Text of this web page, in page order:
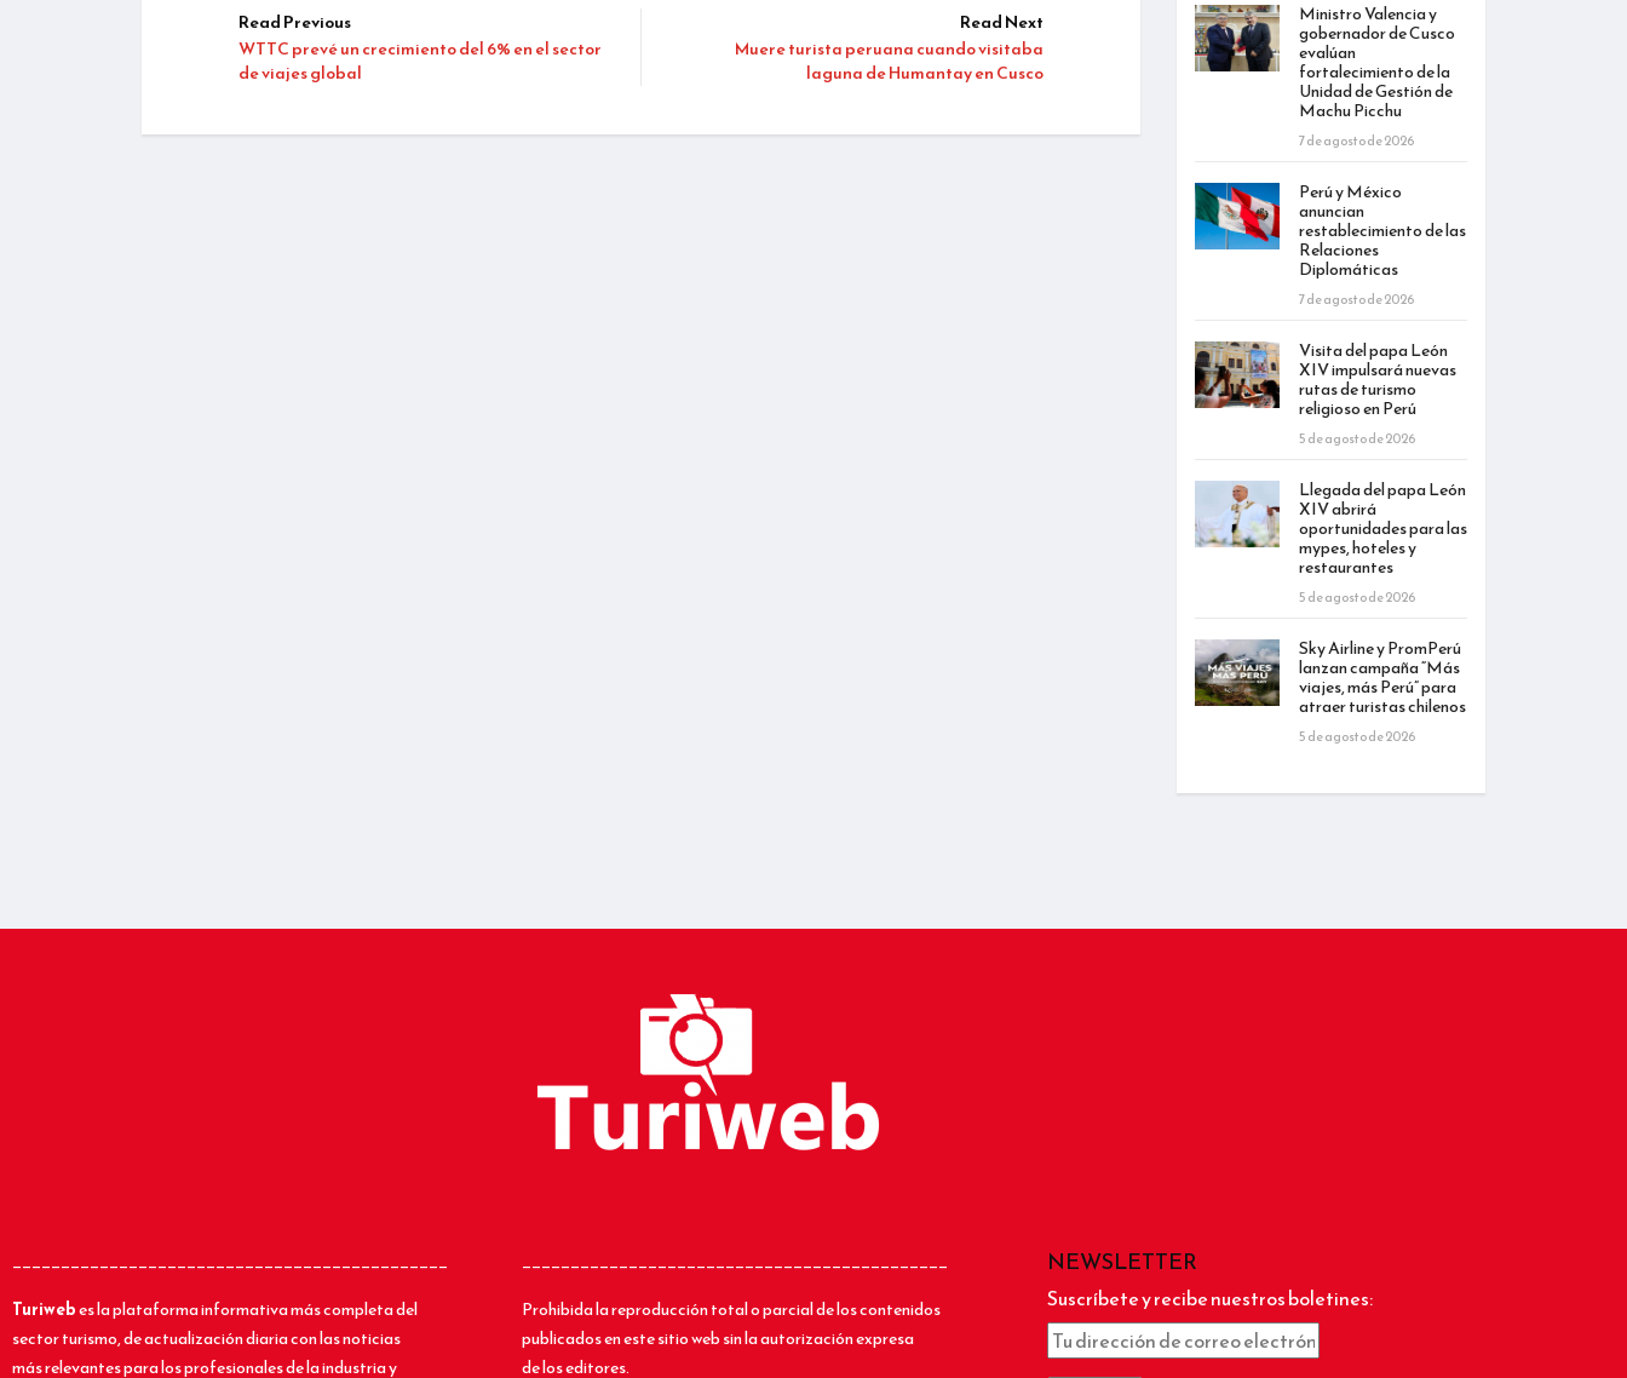
Read Previous
WTTC prevé un crecimiento del 6% en el sector
de viajes global
Read Next
Muere turista peruana cuando visitaba
laguna de Humantay en Cusco
Ministro Valencia y
gobernador de Cusco
evalúan
fortalecimiento de la
Unidad de Gestión de
Machu Picchu
7 de agosto de 2026
Perú y México
anuncian
restablecimiento de las
Relaciones
Diplomáticas
7 de agosto de 2026
Visita del papa León
XIV impulsará nuevas
rutas de turismo
religioso en Perú
5 de agosto de 2026
Llegada del papa León
XIV abrirá
oportunidades para las
mypes, hoteles y
restaurantes
5 de agosto de 2026
Sky Airline y PromPerú
lanzan campaña “Más
viajes, más Perú” para
atraer turistas chilenos
5 de agosto de 2026
_____________________________________________
Turiwebes la plataforma informativa más completa del
sector turismo, de actualización diaria con las noticias
más relevantes para los profesionales de la industria y
____________________________________________
Prohibida la reproducción total o parcial de los contenidos
publicados en este sitio web sin la autorización expresa
de los editores.
NEWSLETTER
Suscríbete y recibe nuestros boletines: